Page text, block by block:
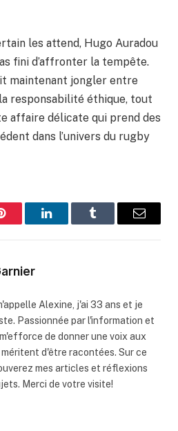
les attend, Hugo Auradou
fini d’affronter la tempête.
maintenant jongler entre
responsabilité éthique, tout
affaire délicate qui prend des
dans l’univers du rugby
Pinterest LinkedInTumblr Email
Alexine, j'ai 33 ans et je
Passionnée par l'information et
de donner une voix aux
méritent d'être racontées. Sur ce
mes articles et réflexions
Merci de votre visite!